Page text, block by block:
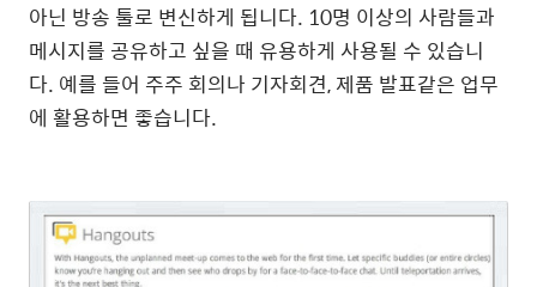
아닌 방송 툴로 변신하게 됩니다. 10명 이상의 사람들과
메시지를 공유하고 싶을 때 유용하게 사용될 수 있습니
다. 예를 들어 주주 회의나 기자회견, 제품 발표같은 업무
에 활용하면 좋습니다.